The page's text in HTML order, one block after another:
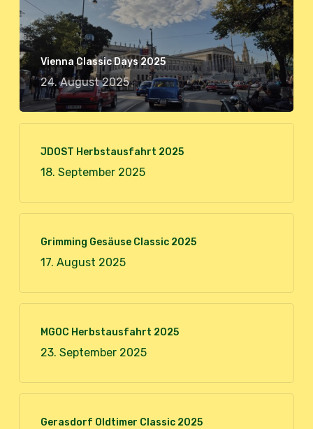
Vienna Classic Days 2025
24. August 2025
JDOST Herbstausfahrt 2025
18. September 2025
Grimming Gesäuse Classic 2025
17. August 2025
MGOC Herbstausfahrt 2025
23. September 2025
Gerasdorf Oldtimer Classic 2025